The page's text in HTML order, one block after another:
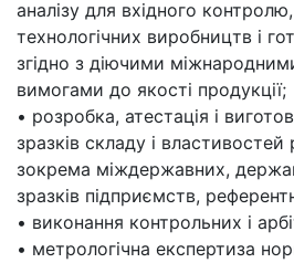
аналізу для вхідного контролю,
технологічних виробництв і
згідно з діючими
вимогами до якості продукції;
• розробка, атестація і
зразків складу і властивостей
зокрема міждержавних,
зразків підприємств,
• виконання контрольних і
• метрологічна експертиза